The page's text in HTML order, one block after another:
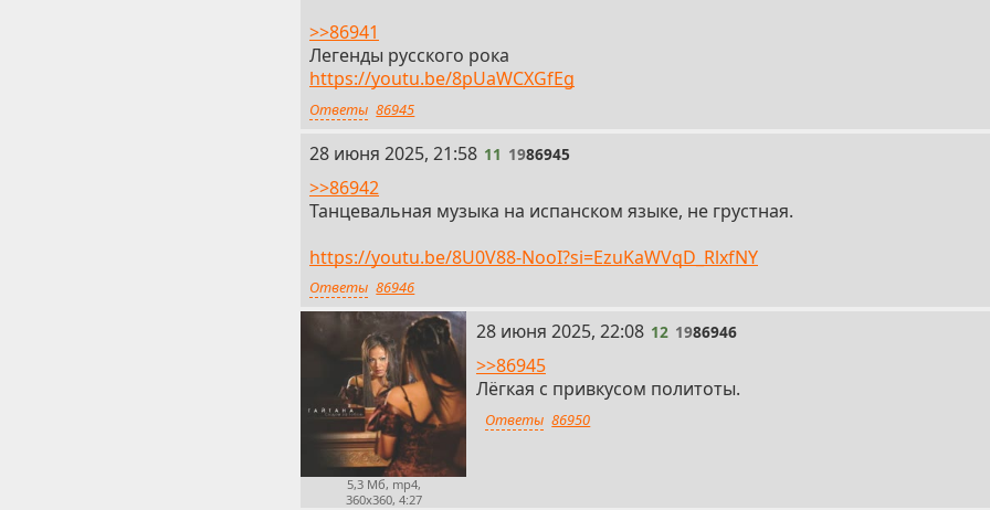
>>86941
Легенды русского рока
https://youtu.be/8pUaWCXGfEg
Ответы 86945
11
28 июня 2025, 21:58 11 1986945
>>86942
Танцевальная музыка на испанском языке, не грустная.
https://youtu.be/8U0V88-NooI?si=EzuKaWVqD_RlxfNY
Ответы 86946
5,3 Мб, mp4,
360x360, 4:27
12
28 июня 2025, 22:08 12 1986946
>>86945
Лёгкая с привкусом политоты.
Ответы 86950